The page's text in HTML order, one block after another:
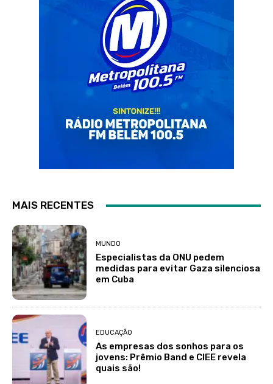
MAIS RECENTES
MUNDO
Especialistas da ONU pedem
medidas para evitar Gaza silenciosa
em Cuba
EDUCAÇÃO
As empresas dos sonhos para os
jovens: Prêmio Band e CIEE revela
quais são!